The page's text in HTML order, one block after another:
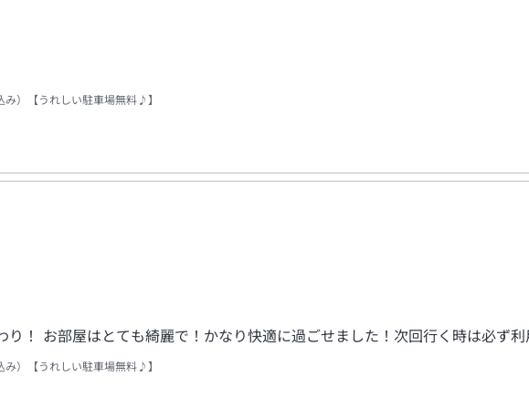
）【うれしい駐車場無料♪】
り！ お部屋はとても綺麗で！かなり快適に過ごせました！次回行く時は必ず利
）【うれしい駐車場無料♪】